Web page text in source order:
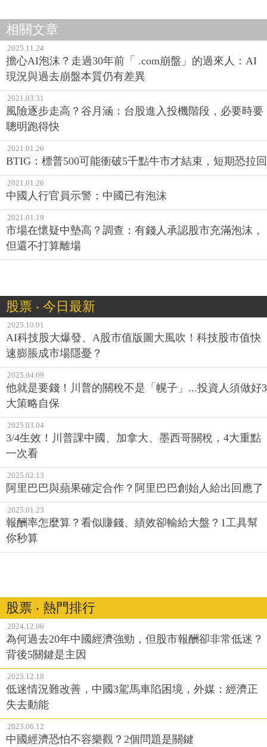
相關文章
2025.11.24
擔心AI泡沫？走過30年前「 .com崩盤」的過來人：AI
現況與過去崩盤本質仍有差異
2021.03.31
風險逐步走高？谷月涵：台股進入投機階段，必要時要
聰明跑得快
2021.01.26
BTIG：標普500可能衝破5千點牛市才結束，短期恐拉回
2021.01.26
中國人行官員示警：中國已有泡沫
2021.01.19
市場在懷疑中墊高？調查：有錢人承認股市充滿泡沫，
但還不打算離場
股票 ‧ 今日最新
2025.10.01
AI科技股大爆發、A股市值版圖大風吹！科技股市值快
速膨脹成市場隱憂？
2025.04.09
他就是要錢！川普的關稅不是「幌子」...投資人須做好3
大策略自保
2025.03.04
3/4生效！川普課中國、加拿大、墨西哥關稅，4大重點
一次看
2025.02.13
阿里巴巴與蘋果確定合作？阿里巴巴創始人給出回應了
2025.01.23
報酬率怎麼算？看似賺錢、績效卻輸給大盤？1工具幫
你秒算
股票 ‧ 熱門排行
2024.12.06
為何過去20年中國經濟強勁，但股市報酬卻非常低迷？
背後5關鍵是主因
2023.12.18
低迷情況難改善，中國3駕馬車陷困境，外媒：經濟正
失去動能
2023.06.12
中國經濟恐怕不容樂觀？2個問題是關鍵